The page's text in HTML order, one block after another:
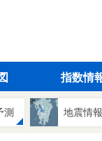
指数情
測 地震情報